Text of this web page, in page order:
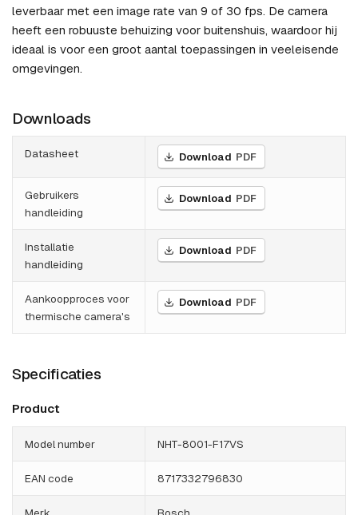
leverbaar met een image rate van 9 of 30 fps. De camera
heeft een robuuste behuizing voor buitenshuis, waardoor hij
ideaal is voor een groot aantal toepassingen in veeleisende
omgevingen.
Downloads
Datasheet Download PDF
Gebruikers
handleiding
Download PDF
Installatie
handleiding
Download PDF
Aankoopproces voor
thermische camera's
Download PDF
Specificaties
Product
Model number NHT-8001-F17VS
EAN code 8717332796830